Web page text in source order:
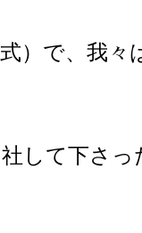
）で、我々
して下さっ